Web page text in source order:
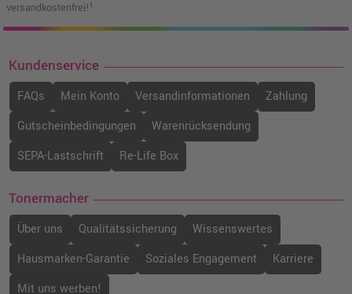
versandkostenfrei!¹
Kundenservice
FAQs Mein Konto Versandinformationen
Zahlung
Gutscheinbedingungen
Warenrücksendung
SEPA-Lastschrift
Re-Life Box
Tonermacher
Über uns Qualitätssicherung
Wissenswertes
Hausmarken-Garantie
Soziales Engagement
Karriere
Mit uns werben!